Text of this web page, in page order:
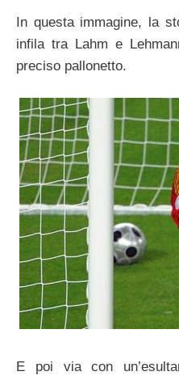
In questa immagine, la
infila tra Lahm e
preciso pallonetto.
E poi via con